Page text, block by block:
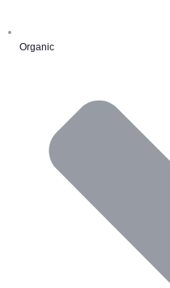
Organic